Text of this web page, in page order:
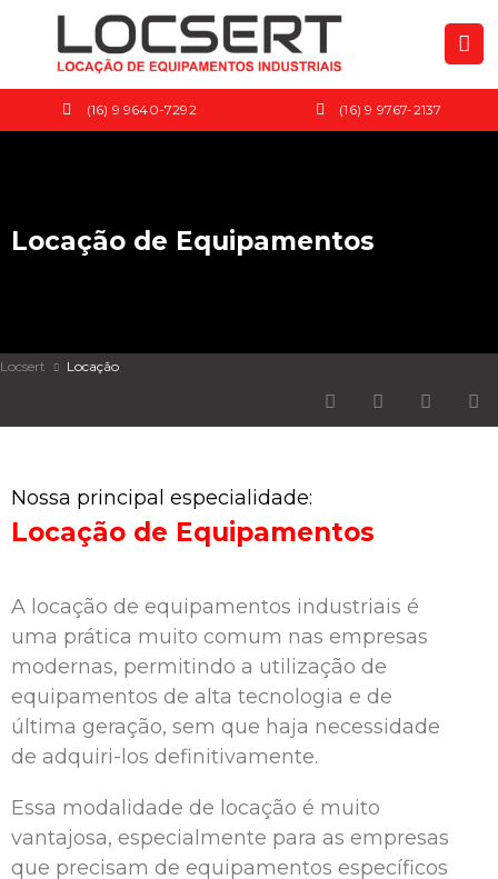
(16) 9 9640-7292 (16) 9 9767-2137
Locação de Equipamentos
Locsert Locação
Nossa principal especialidade:
Locação de Equipamentos
A locação de equipamentos industriais é
uma prática muito comum nas empresas
modernas, permitindo a utilização de
equipamentos de alta tecnologia e de
última geração, sem que haja necessidade
de adquiri-los definitivamente.
Essa modalidade de locação é muito
vantajosa, especialmente para as empresas
que precisam de equipamentos específicos